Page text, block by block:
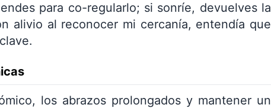
para co-regularlo; si sonríe, devuelves la
alivio al reconocer mi cercanía, entendía que
los abrazos prolongados y mantener un